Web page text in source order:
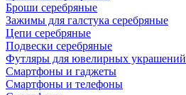
Броши серебряные
Зажимы для галстука серебряные
Цепи серебряные
Подвески серебряные
Футляры для ювелирных украшений
Смартфоны и гаджеты
Смартфоны и телефоны